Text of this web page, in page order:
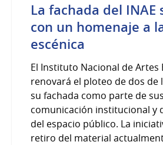
La fachada del INAE
con un homenaje a
escénica
El Instituto Nacional de Artes
renovará el ploteo de dos de
su fachada como parte de
comunicación institucional y
del espacio público. La
retiro del material